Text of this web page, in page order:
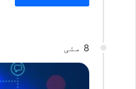
8 مئی